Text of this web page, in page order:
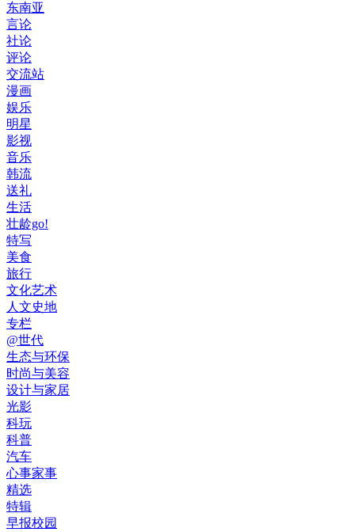
东南亚
言论
社论
评论
交流站
漫画
娱乐
明星
影视
音乐
韩流
送礼
生活
壮龄go!
特写
美食
旅行
文化艺术
人文史地
专栏
@世代
生态与环保
时尚与美容
设计与家居
光影
科玩
科普
汽车
心事家事
精选
特辑
早报校园